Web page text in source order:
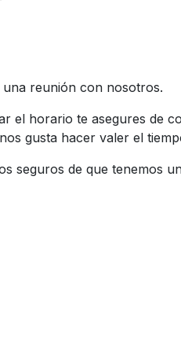
reunión con nosotros.
el horario te asegures de
gusta hacer valer el
seguros de que tenemos